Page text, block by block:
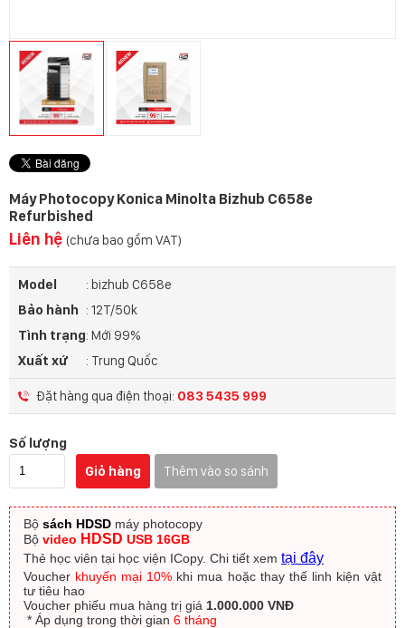
Máy Photocopy Konica Minolta Bizhub C658e
Refurbished
Liên hệ (chưa bao gồm VAT)
Model
: bizhub C658e
Bảo hành : 12T/50k
Tình trạng: Mới 99%
Xuất xứ
: Trung Quốc
Đặt hàng qua điện thoại: 083 5435 999
Số lượng
Giỏ hàng
Thêm vào so sánh
Bộ sách HDSD máy photocopy
Bộ video HDSD USB 16GB
Thẻ học viên tại học viện ICopy. Chi tiết xem tại đây
Voucher khuyến mại 10% khi mua hoặc thay thế linh kiện vật
tư tiêu hao
Voucher phiếu mua hàng trị giá 1.000.000 VNĐ
​ * Áp dụng trong thời gian 6 tháng